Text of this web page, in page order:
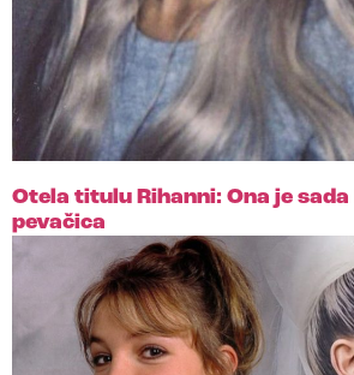
Otela titulu Rihanni: Ona je sada
pevačica